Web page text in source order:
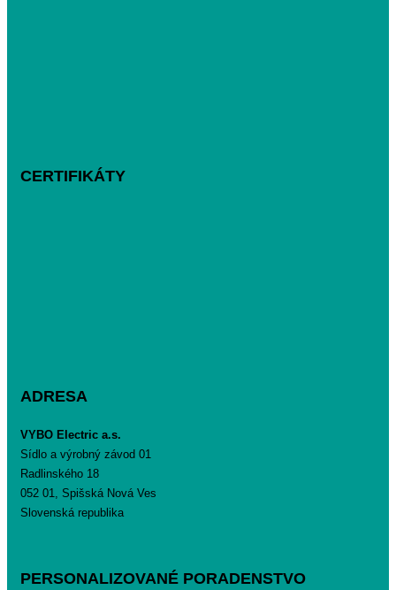
CERTIFIKÁTY
ADRESA
VYBO Electric a.s.
Sídlo a výrobný závod 01
Radlinského 18
052 01, Spišská Nová Ves
Slovenská republika
PERSONALIZOVANÉ PORADENSTVO